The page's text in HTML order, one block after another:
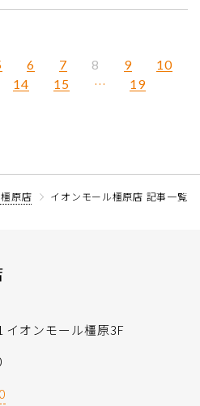
6 7 8 9
10
14 15 … 19
原店 イオンモール橿原店 記事一覧
オンモール橿原3F